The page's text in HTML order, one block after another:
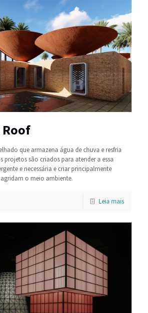
Roof
que armazena água de chuva e resfria
projetos são criados para atender a essa
e necessária e criar principalmente
o meio ambiente.
Leia mais